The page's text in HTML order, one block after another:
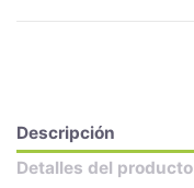
Descripción
Detalles del producto